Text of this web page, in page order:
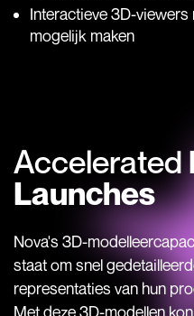
Interactieve 3D-
mogelijk maken
Accelerated
Launches
Nova's 3D-
staat om snel
representaties van hun
Met deze 3D-modellen